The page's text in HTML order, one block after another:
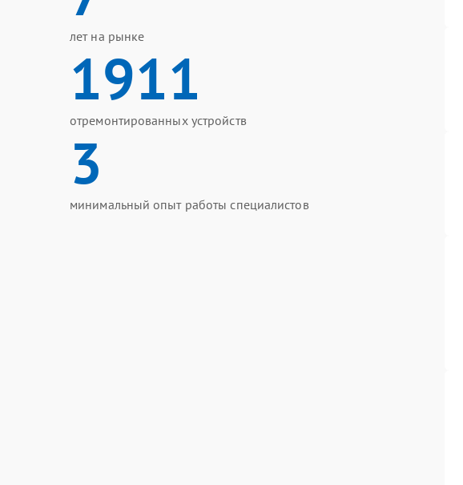
лет на рынке
1911
отремонтированных устройств
3
минимальный опыт работы специалистов